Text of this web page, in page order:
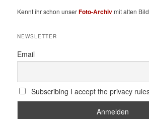
Kennt ihr schon unserFoto-Archivmit alten
NEWSLETTER
Email
Subscribing I accept the privacy